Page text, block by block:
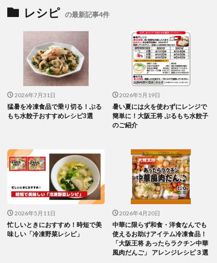
レシピ の最新記事4件
2026年7月31日
猛暑を冷凍食品で乗り切る！ぷる
もち水餃子おすすめレシピ3選
2026年5月19日
暑い夏には火を使わずにレンジで
簡単に！大阪王将 ぷるもち水餃子
のご紹介
2026年5月11日
忙しいときにおすすめ！時短で美
味しい「冷凍野菜レシピ」
2026年4月20日
中華に限らず和食・洋食なんでも
使えるお助けアイテム冷凍食品！
「大阪王将 あったらラクチン中華
風肉だんご」 アレンジレシピ３選